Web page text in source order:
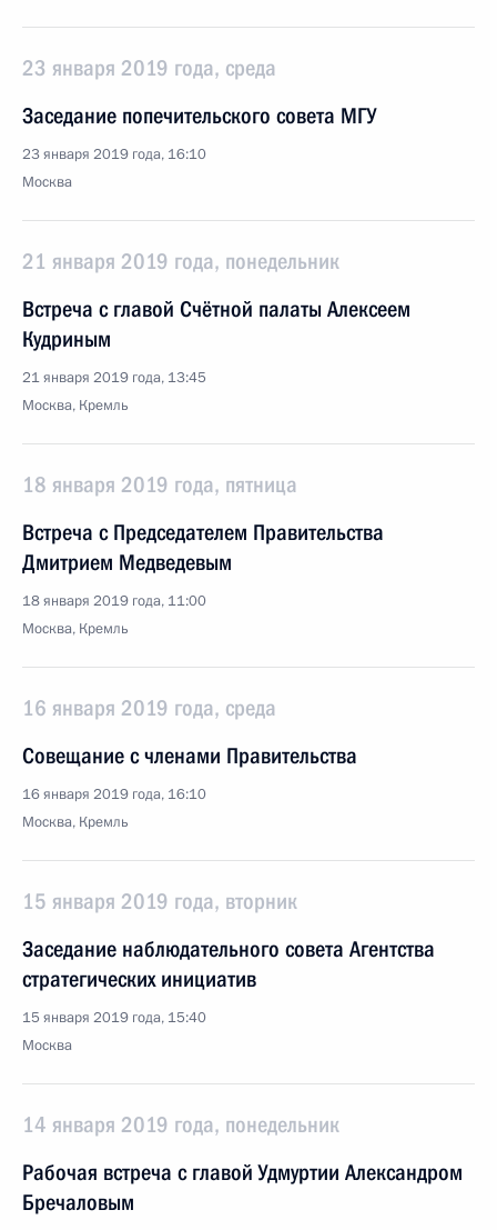
23 января 2019 года, среда
Заседание попечительского совета МГУ
23 января 2019 года, 16:10
Москва
21 января 2019 года, понедельник
Встреча с главой Счётной палаты Алексеем
Кудриным
21 января 2019 года, 13:45
Москва, Кремль
18 января 2019 года, пятница
Встреча с Председателем Правительства
Дмитрием Медведевым
18 января 2019 года, 11:00
Москва, Кремль
16 января 2019 года, среда
Совещание с членами Правительства
16 января 2019 года, 16:10
Москва, Кремль
15 января 2019 года, вторник
Заседание наблюдательного совета Агентства
стратегических инициатив
15 января 2019 года, 15:40
Москва
14 января 2019 года, понедельник
Рабочая встреча с главой Удмуртии Александром
Бречаловым